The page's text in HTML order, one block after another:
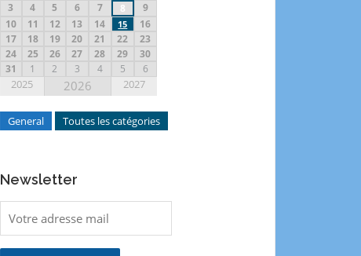
3
4 5 6 7 8
9
10
11 12 13 14 15
16
17
18 19 20 21 22
23
24
25 26 27 28 29
30
31
1 2 3 4 5 6
2025 2026 2027
General Toutes les catégories
Newsletter